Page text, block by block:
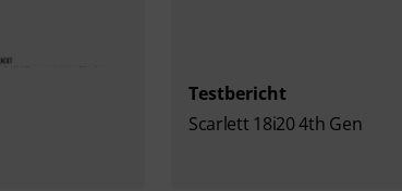
Testbericht
Scarlett 18i20 4th Gen